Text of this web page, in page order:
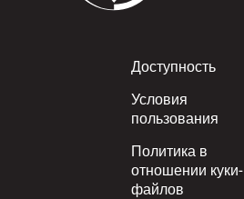
Footer
Доступность
Условия
пользования
Политика в
отношении куки-
файлов